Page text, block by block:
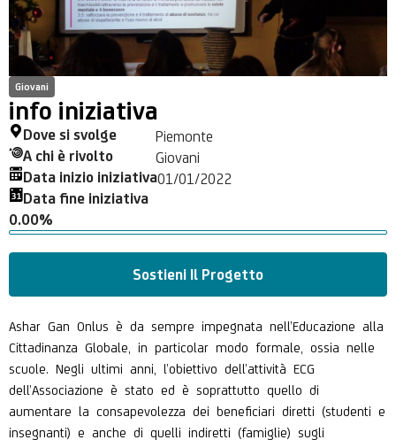
Giovani
info iniziativa
Dove si svolge Piemonte
A chi è rivolto Giovani
Data inizio iniziativa01/01/2022
Data fine iniziativa
0.00%
Sostieni Il Progetto
Ashar Gan Onlus è da sempre impegnata nell’Educazione alla
Cittadinanza Globale, in particolar modo formale , ossia nelle
scuole. Negli ultimi anni, l’obiettivo dell’attività ECG
dell’Associazione è stato ed è soprattutto quello di
aumentare la consapevolezza dei beneficiari diretti (studenti e
insegnanti) e anche di quelli indiretti (famiglie) sugli